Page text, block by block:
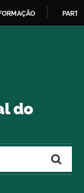
do